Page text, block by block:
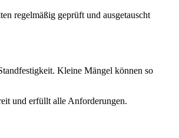
regelmäßig geprüft und ausgetauscht
Kleine Mängel können so
und erfüllt alle Anforderungen.